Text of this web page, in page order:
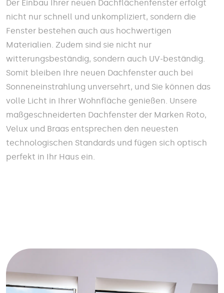
Der Einbau Ihrer neuen Dachflächenfenster erfolgt
nicht nur schnell und unkompliziert, sondern die
Fenster bestehen auch aus hochwertigen
Materialien. Zudem sind sie nicht nur
witterungsbeständig, sondern auch UV-beständig.
Somit bleiben Ihre neuen Dachfenster auch bei
Sonneneinstrahlung unversehrt, und Sie können das
volle Licht in Ihrer Wohnfläche genießen. Unsere
maßgeschneiderten Dachfenster der Marken Roto,
Velux und Braas entsprechen den neuesten
technologischen Standards und fügen sich optisch
perfekt in Ihr Haus ein.